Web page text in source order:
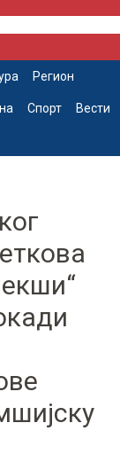
Регион
Спорт Вести